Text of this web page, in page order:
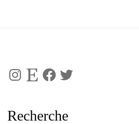
Instagram
Etsy FacebookTwitter
Recherche